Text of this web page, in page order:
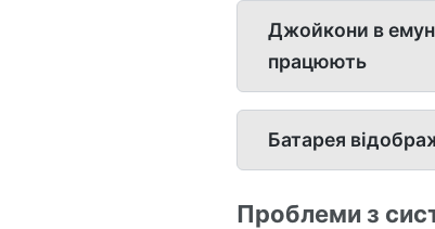
Джойкони в
працюють
Батарея
Проблеми з